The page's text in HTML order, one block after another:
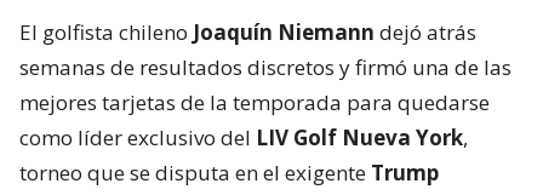
El golfista chileno Joaquín Niemann dejó atrás
semanas de resultados discretos y firmó una de las
mejores tarjetas de la temporada para quedarse
como líder exclusivo del LIV Golf Nueva York,
torneo que se disputa en el exigente Trump